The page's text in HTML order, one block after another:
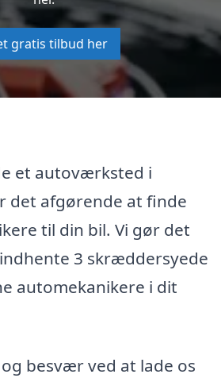
gratis tilbud her
et autoværksted i
det afgørende at finde
til din bil. Vi gør det
3 skræddersyede
automekanikere i dit
besvær ved at lade os